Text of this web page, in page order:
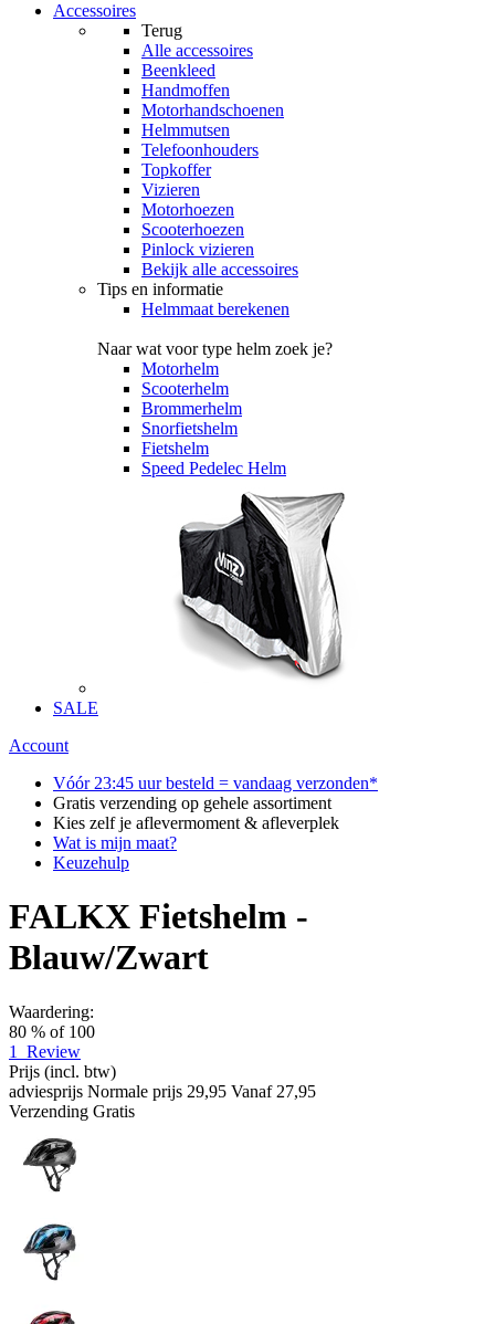
Accessoires
Terug
Alle accessoires
Beenkleed
Handmoffen
Motorhandschoenen
Helmmutsen
Telefoonhouders
Topkoffer
Vizieren
Motorhoezen
Scooterhoezen
Pinlock vizieren
Bekijk alle accessoires
Tips en informatie
Helmmaat berekenen
Naar wat voor type helm zoek je?
Motorhelm
Scooterhelm
Brommerhelm
Snorfietshelm
Fietshelm
Speed Pedelec Helm
SALE
Account
Vóór 23:45 uur besteld = vandaag verzonden*
Gratis verzending op gehele assortiment
Kies zelf je aflevermoment & afleverplek
Wat is mijn maat?
Keuzehulp
FALKX Fietshelm -
Blauw/Zwart
Waardering:
80 % of 100
1
Review
Prijs (incl. btw)
adviesprijs Normale prijs 29,95 Vanaf 27,95
Verzending Gratis